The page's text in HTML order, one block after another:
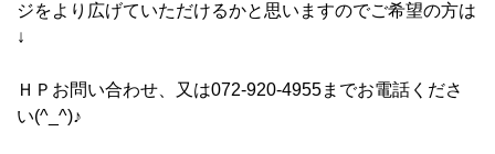
ジをより広げていただけるかと思いますのでご希望の方は
↓
ＨＰお問い合わせ、又は072-920-4955までお電話くださ
い(^_^)♪